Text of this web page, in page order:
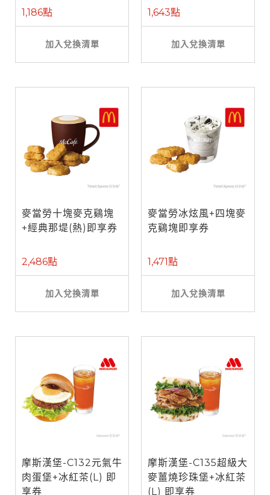
1,186點
加入兌換清單
1,643點
加入兌換清單
麥當勞十塊麥克鷄塊
+經典那堤(熱)即享券
2,486點
加入兌換清單
麥當勞冰炫風+四塊麥
克鷄塊即享券
1,471點
加入兌換清單
摩斯漢堡-C132元氣牛
肉蛋堡+冰紅茶(L) 即
享券
摩斯漢堡-C135超級大
麥薑燒珍珠堡+冰紅茶
(L) 即享券